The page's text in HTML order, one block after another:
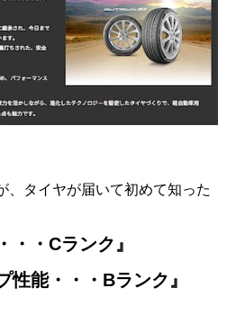
、タイヤが届いて初めて知った
・・Cランク』
性能・・・Bランク』